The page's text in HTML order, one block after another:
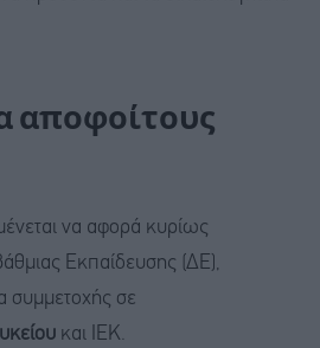
αποφοίτους
να αφορά κυρίως
Εκπαίδευσης (ΔΕ),
συμμετοχής σε
και ΙΕΚ.